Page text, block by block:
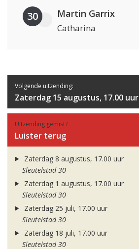
30 Martin Garrix
Catharina
Volgende uitzending:
Zaterdag 15 augustus, 17.00 uur
Uitzending gemist?
Luister terug
Zaterdag 8 augustus, 17.00 uur
Sleutelstad 30
Zaterdag 1 augustus, 17.00 uur
Sleutelstad 30
Zaterdag 25 juli, 17.00 uur
Sleutelstad 30
Zaterdag 18 juli, 17.00 uur
Sleutelstad 30